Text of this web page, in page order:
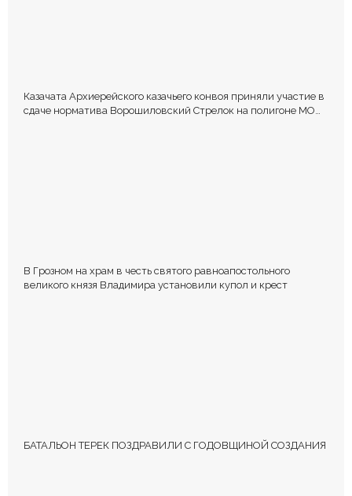
Казачата Архиерейского казачьего конвоя приняли участие в
сдаче норматива Ворошиловский Стрелок на полигоне МО
В Грозном на храм в честь святого равноапостольного
великого князя Владимира установили купол и крест
БАТАЛЬОН ТЕРЕК ПОЗДРАВИЛИ С ГОДОВЩИНОЙ СОЗДАНИЯ